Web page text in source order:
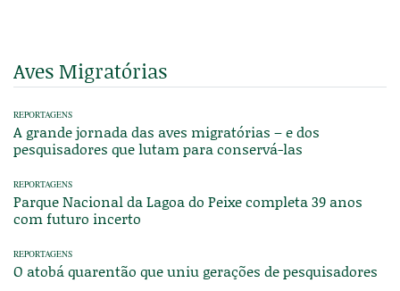
Aves Migratórias
REPORTAGENS
A grande jornada das aves migratórias – e dos
pesquisadores que lutam para conservá-las
REPORTAGENS
Parque Nacional da Lagoa do Peixe completa 39 anos
com futuro incerto
REPORTAGENS
O atobá quarentão que uniu gerações de pesquisadores